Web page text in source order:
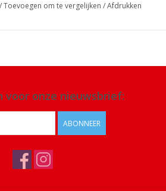
/Toevoegen om te vergelijken /Afdrukken
voor onze nieuwsbrief:
ABONNEER